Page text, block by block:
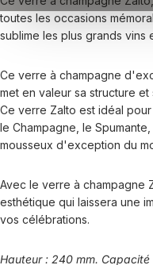
toutes les occasions
sublime les plus grands vins
Ce verre à champagne
met en valeur sa structure
Ce verre Zalto est idéal
le Champagne, le
mousseux d'exception du
Avec le verre à champagne
esthétique qui laissera une
vos célébrations.
Hauteur : 240 mm. Capacité